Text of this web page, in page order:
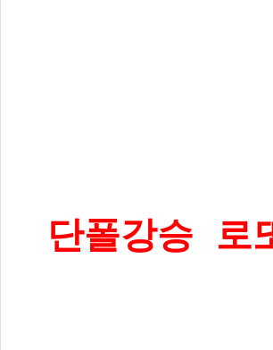
단폴강승 로